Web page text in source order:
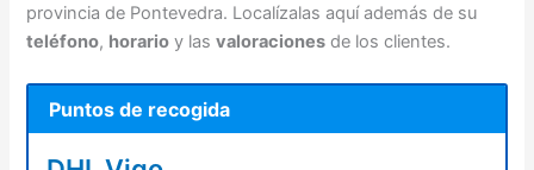
provincia de Pontevedra. Localízalas aquí además de su
teléfono, horario y lasvaloraciones de los clientes.
Puntos de recogida